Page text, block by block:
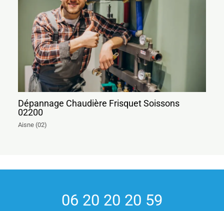
Dépannage Chaudière Frisquet Soissons
02200
Aisne (02)
06 20 20 20 59